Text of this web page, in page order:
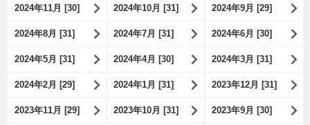
2024年11月 [30] 2024年10月 [31] 2024年9月 [29]
2024年8月 [31] 2024年7月 [31] 2024年6月 [30]
2024年5月 [31] 2024年4月 [30] 2024年3月 [31]
2024年2月 [29] 2024年1月 [31] 2023年12月 [31]
2023年11月 [29] 2023年10月 [31] 2023年9月 [30]